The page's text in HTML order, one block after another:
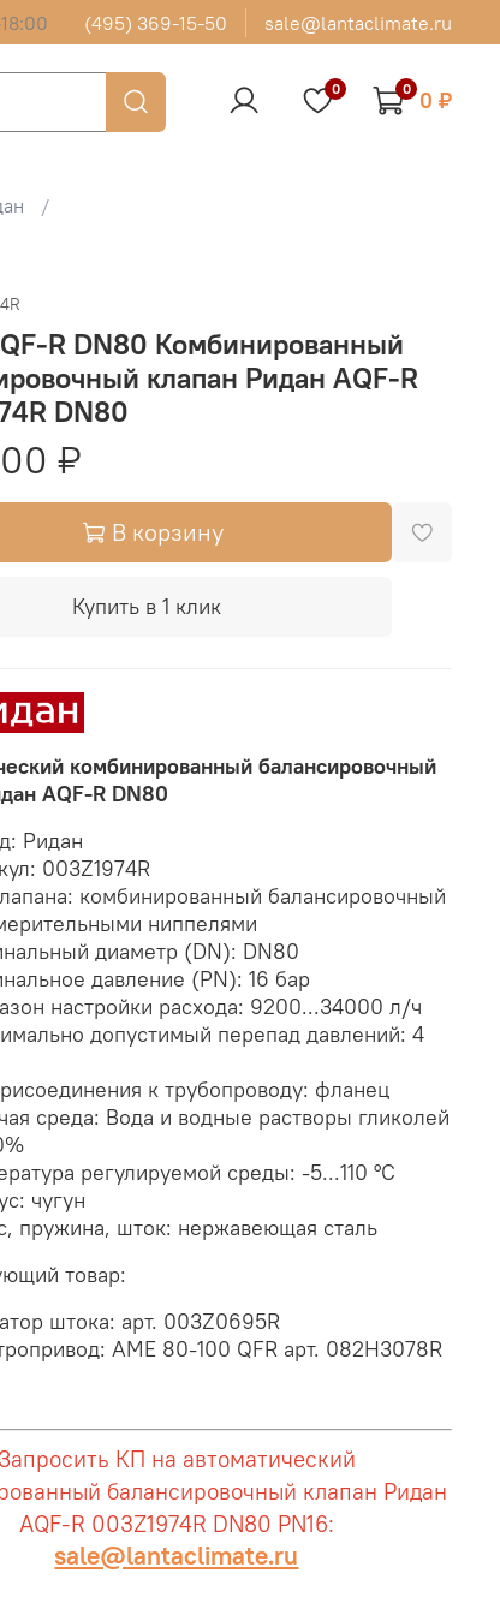
(495) 369-15-50 sale@lantaclimate.ru
0 0 0 ₽
R DN80 Комбинированный
клапан Ридан AQF-R
DN80
₽
В корзину
Купить в 1 клик
комбинированный балансировочный
AQF-R DN80
Ридан
003Z1974R
комбинированный балансировочный
ниппелями
диаметр (DN): DN80
давление (PN): 16 бар
настройки расхода: 9200...34000 л/ч
допустимый перепад давлений: 4
к трубопроводу: фланец
среда: Вода и водные растворы гликолей
регулируемой среды: -5...110 °С
чугун
пружина, шток: нержавеющая сталь
товар:
штока: арт. 003Z0695R
AME 80-100 QFR арт. 082H3078R
Запросить КП на автоматический
балансировочный клапан Ридан
AQF-R 003Z1974R DN80 PN16:
sale@lantaclimate.ru